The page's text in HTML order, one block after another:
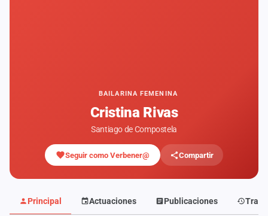
BAILARINA FEMENINA
Cristina Rivas
Santiago de Compostela
Seguir como Verbener@ Compartir
Principal Actuaciones Publicaciones
Rankings
Anuncios